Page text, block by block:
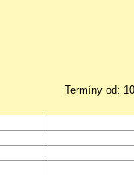
Termíny od: